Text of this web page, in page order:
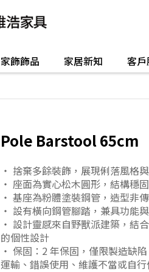
家飾飾品 家居新知 客
Pole Barstool 65cm
・ 捨棄多餘裝飾，展現俐落風格
・ 座面為實心松木圓形，結構穩固
・ 基座為粉體塗裝鋼管，造型非
・ 設有橫向鋼管腳踏，兼具功能
・ 設計靈感來自野獸派建築，結
的個性設計
・ 保固：2 年保固，僅限製造缺
運輸、錯誤使用、維護不當或自